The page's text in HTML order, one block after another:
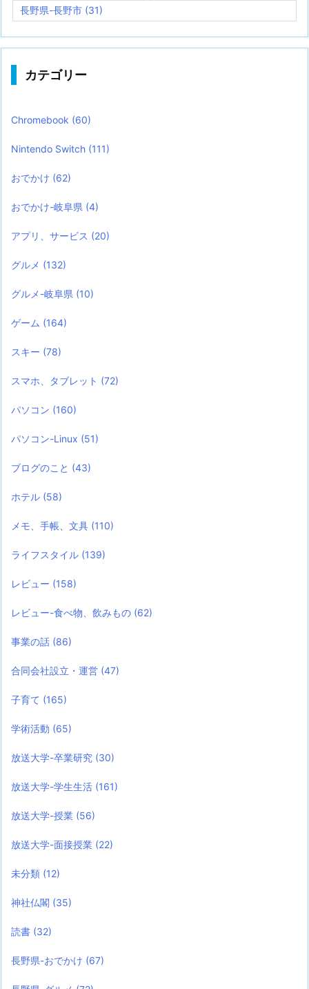
長野県-長野市 (31)
カテゴリー
Chromebook (60)
Nintendo Switch (111)
おでかけ (62)
おでかけ-岐阜県 (4)
アプリ、サービス (20)
グルメ (132)
グルメ-岐阜県 (10)
ゲーム (164)
スキー (78)
スマホ、タブレット (72)
パソコン (160)
パソコン-Linux (51)
ブログのこと (43)
ホテル (58)
メモ、手帳、文具 (110)
ライフスタイル (139)
レビュー (158)
レビュー-食べ物、飲みもの (62)
事業の話 (86)
合同会社設立・運営 (47)
子育て (165)
学術活動 (65)
放送大学-卒業研究 (30)
放送大学-学生生活 (161)
放送大学-授業 (56)
放送大学-面接授業 (22)
未分類 (12)
神社仏閣 (35)
読書 (32)
長野県-おでかけ (67)